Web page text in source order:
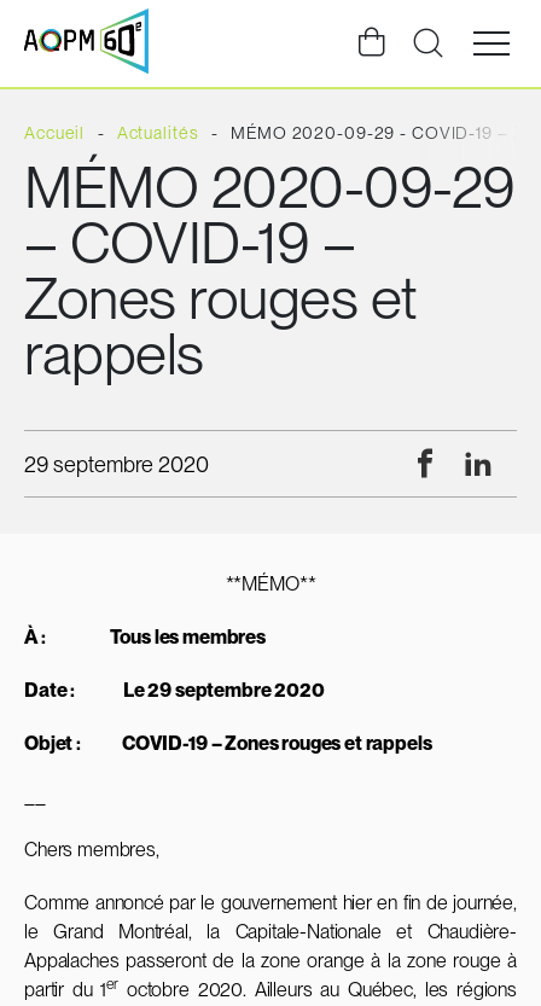
Ouvrir
la
du
Accueil Actualités MÉMO 2020-09-29 - COVID-19 –
MÉMO 2020-09-29
– COVID-19 –
Zones rouges et
rappels
29 septembre 2020 Facebook
**MÉMO**
À : Tous les membres
Date : Le 29 septembre 2020
Objet : COVID-19 – Zones rouges et rappels
Chers membres,
Comme annoncé par le gouvernement hier en fin de journée,
le Grand Montréal, la Capitale-Nationale et Chaudière-
Appalaches passeront de la zone orange à la zone rouge à
partir du 1er octobre 2020. Ailleurs au Québec, les régions